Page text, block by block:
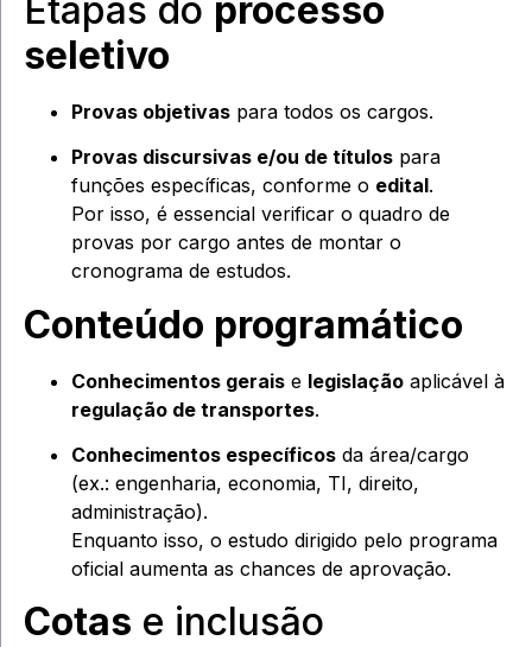
Etapas do processo
seletivo
Provas objetivas para todos os cargos.
Provas discursivas e/ou de títulos para
funções específicas, conforme o edital.
Por isso, é essencial verificar o quadro de
provas por cargo antes de montar o
cronograma de estudos.
Conteúdo programático
Conhecimentos gerais e legislação aplicável à
regulação de transportes.
Conhecimentos específicos da área/cargo
(ex.: engenharia, economia, TI, direito,
administração).
Enquanto isso, o estudo dirigido pelo programa
oficial aumenta as chances de aprovação.
Cotas e inclusão